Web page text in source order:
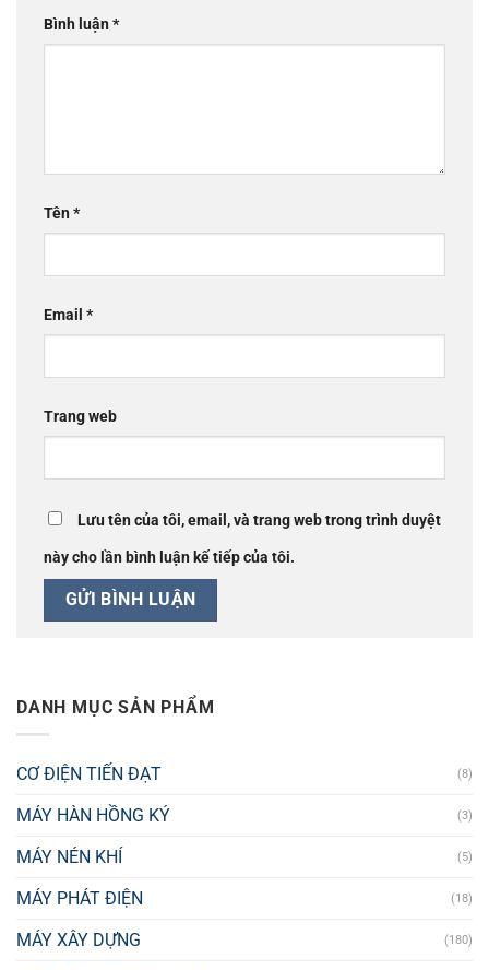
Bình luận*
Tên*
Email *
Trang web
Lưu tên của tôi, email, và trang web trong trình duyệt
này cho lần bình luận kế tiếp của tôi.
DANH MỤC SẢN PHẨM
CƠ ĐIỆN TIẾN ĐẠT (8)
MÁY HÀN HỒNG KÝ (3)
MÁY NÉN KHÍ (5)
MÁY PHÁT ĐIỆN (18)
MÁY XÂY DỰNG (180)